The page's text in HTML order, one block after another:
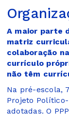
A maior parte
matriz
colaboração
currículo
não têm
Na pré-escola,
Projeto
adotadas. O